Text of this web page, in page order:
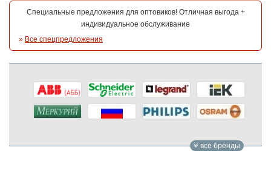
Специальные предложения для оптовиков! Отличная выгода +
индивидуальное обслуживание
» Все спецпредложения
все бренды